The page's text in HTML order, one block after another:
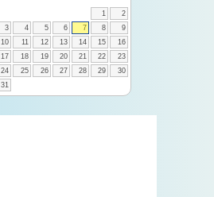
1
2
3
4 5 6 7 8
9
10
11 12 13 14 15
16
17
18 19 20 21 22
23
24
25 26 27 28 29
30
31